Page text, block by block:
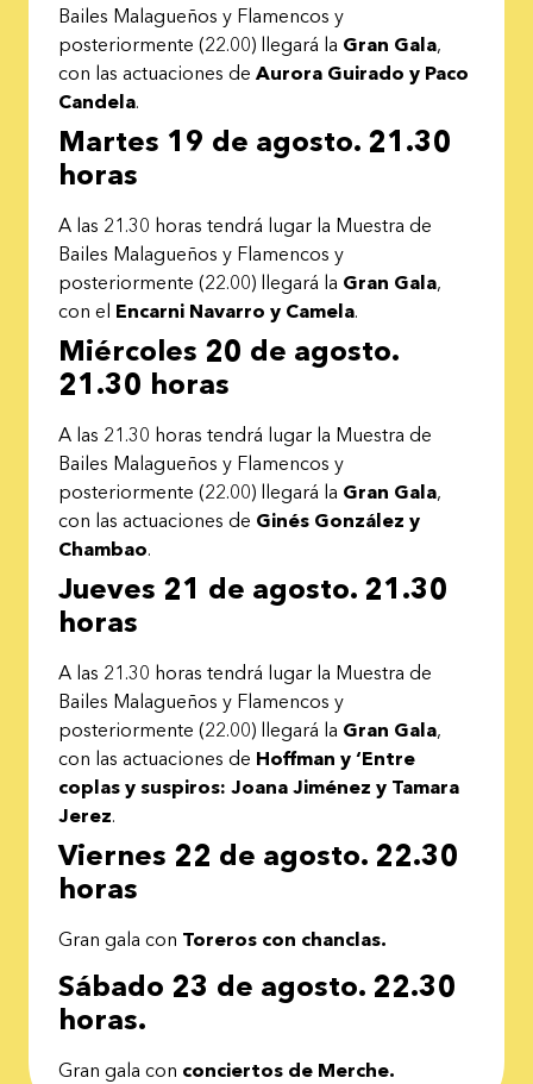
Bailes Malagueños y Flamencos y
posteriormente (22.00) llegará la Gran Gala,
con las actuaciones de Aurora Guirado y Paco
Candela.
Martes 19 de agosto. 21.30
horas
A las 21.30 horas tendrá lugar la Muestra de
Bailes Malagueños y Flamencos y
posteriormente (22.00) llegará la Gran Gala,
con el Encarni Navarro y Camela.
Miércoles 20 de agosto.
21.30 horas
A las 21.30 horas tendrá lugar la Muestra de
Bailes Malagueños y Flamencos y
posteriormente (22.00) llegará la Gran Gala,
con las actuaciones de Ginés González y
Chambao.
Jueves 21 de agosto. 21.30
horas
A las 21.30 horas tendrá lugar la Muestra de
Bailes Malagueños y Flamencos y
posteriormente (22.00) llegará la Gran Gala,
con las actuaciones de Hoffman y ‘Entre
coplas y suspiros: Joana Jiménez y Tamara
Jerez.
Viernes 22 de agosto. 22.30
horas
Gran gala con Toreros con chanclas.
Sábado 23 de agosto. 22.30
horas.
Gran gala con conciertos de Merche.